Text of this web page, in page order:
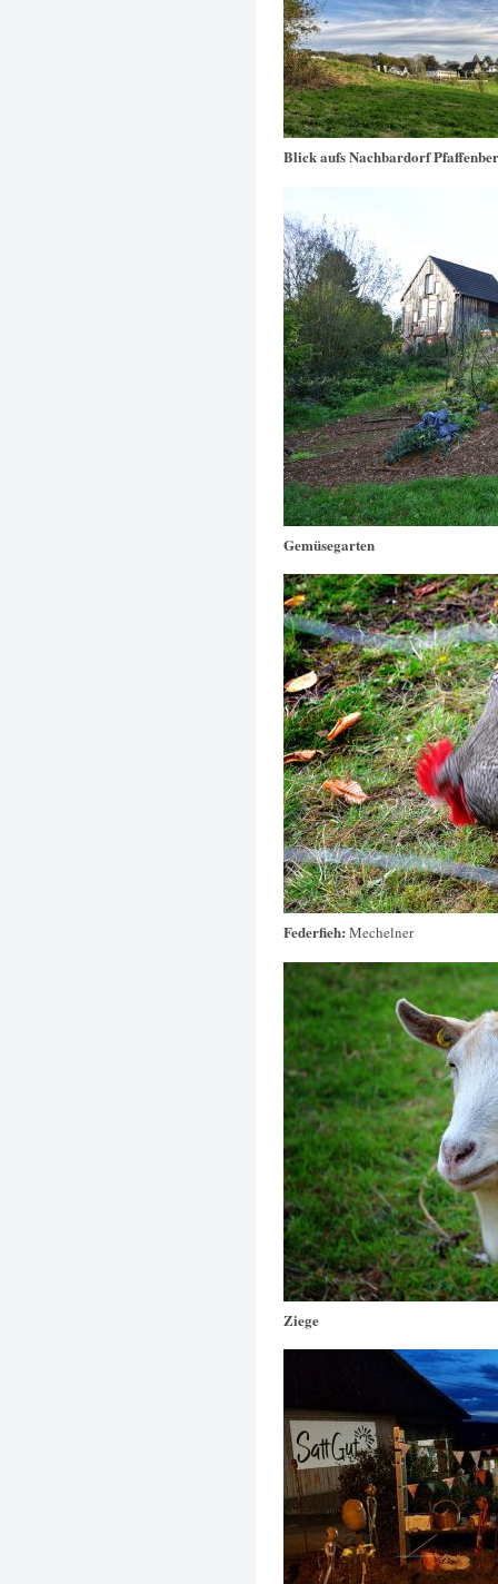
Blick aufs Nachbardorf
Gemüsegarten
Federfieh: Mechelner
Ziege